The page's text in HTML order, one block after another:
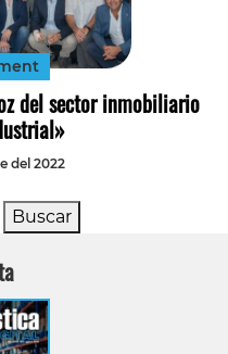
del sector inmobiliario
del 2022
Buscar